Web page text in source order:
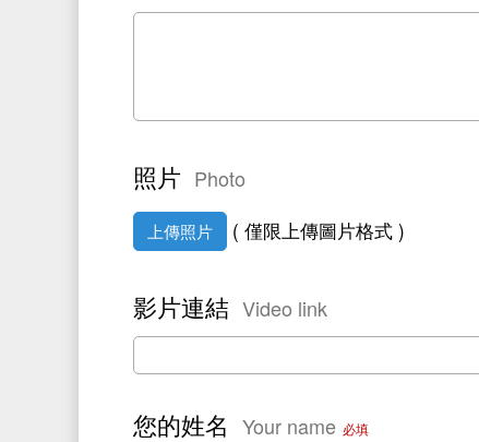
照片 Photo
( 僅限上傳圖片格式 )
影片連結 Video link
您的姓名 Your name 必填